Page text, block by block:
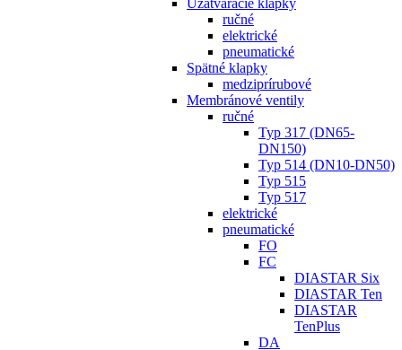
Uzatváracie klapky
ručné
elektrické
pneumatické
Spätné klapky
medziprírubové
Membránové ventily
ručné
Typ 317 (DN65-
DN150)
Typ 514 (DN10-DN50)
Typ 515
Typ 517
elektrické
pneumatické
FO
FC
DIASTAR Six
DIASTAR Ten
DIASTAR
TenPlus
DA